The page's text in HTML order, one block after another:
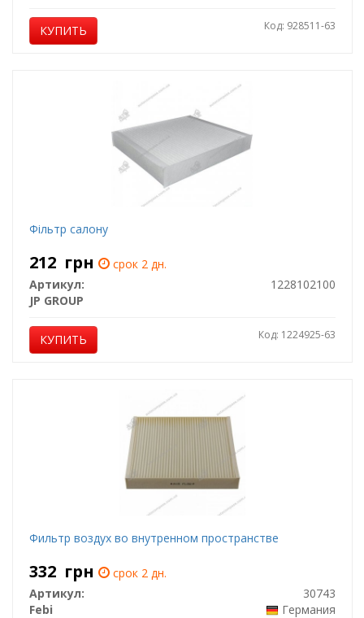
КУПИТЬ Код: 928511-63
Фiльтр салону
212 грн
срок 2 дн.
Артикул:
1228102100
JP GROUP
КУПИТЬ Код: 1224925-63
Фильтр воздух во внутренном пространстве
332 грн
срок 2 дн.
Артикул:
30743
Febi
Германия